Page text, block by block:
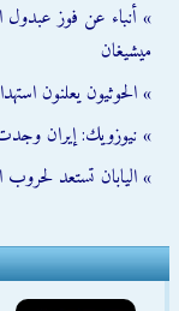
» أنباء عن فوز عبدول
ميشيغان
» الحوثيون يعلنون
» نيوزويك: إيران
» اليابان تستعد لحروب